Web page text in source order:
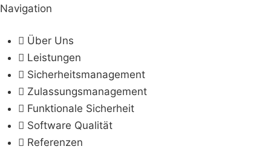
Navigation
Über Uns
Leistungen
Sicherheitsmanagement
Zulassungsmanagement
Funktionale Sicherheit
Software Qualität
Referenzen